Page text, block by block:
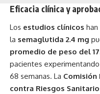
Eficacia clínica y
Los estudios clínicos
la semaglutida 2.4 mg
promedio de peso del
pacientes
68 semanas. La Comisión
contra Riesgos